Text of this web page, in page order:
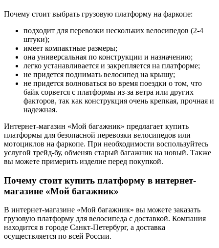
Почему стоит выбрать грузовую платформу на фаркопе:
подходит для перевозки нескольких велосипедов (2-4
штуки);
имеет компактные размеры;
она универсальная по конструкции и назначению;
легко устанавливается и закрепляется на платформе;
не придется поднимать велосипед на крышу;
не придется волноваться во время поездки о том, что
байк сорвется с платформы из-за ветра или других
факторов, так как конструкция очень крепкая, прочная и
надежная.
Интернет-магазин «Мой багажник» предлагает купить
платформы для безопасной перевозки велосипедов или
мотоциклов на фаркопе. При необходимости воспользуйтесь
услугой трейд-бу, обменяв старый багажник на новый. Также
вы можете примерить изделие перед покупкой.
Почему стоит купить платформу в интернет-
магазине «Мой багажник»
В интернет-магазине «Мой багажник» вы можете заказать
грузовую платформу для велосипеда с доставкой. Компания
находится в городе Санкт-Петербург, а доставка
осуществляется по всей России.